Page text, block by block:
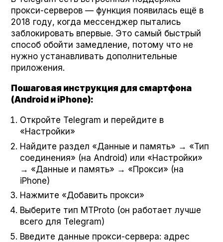
прокси-серверов — функция появилась ещё в
2018 году, когда мессенджер пытались
заблокировать впервые. Это самый быстрый
способ обойти замедление, потому что не
нужно устанавливать дополнительные
приложения.
Пошаговая инструкция для смартфона
(Android и iPhone):
Откройте Telegram и перейдите в
«Настройки»
Найдите раздел «Данные и память» → «Тип
соединения» (на Android) или «Настройки»
→ «Данные и память» → «Прокси» (на
iPhone)
Нажмите «Добавить прокси»
Выберите тип MTPro­to (он работает лучше
всего для Telegram)
Введите данные прокси-сервера: адрес